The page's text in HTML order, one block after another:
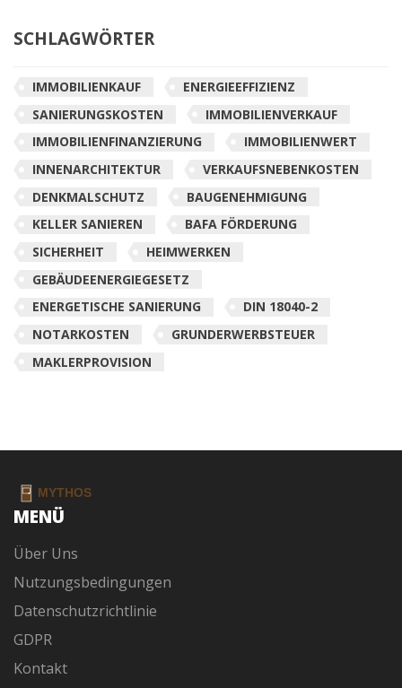
SCHLAGWÖRTER
IMMOBILIENKAUF
ENERGIEEFFIZIENZ
SANIERUNGSKOSTEN
IMMOBILIENVERKAUF
IMMOBILIENFINANZIERUNG
IMMOBILIENWERT
INNENARCHITEKTUR
VERKAUFSNEBENKOSTEN
DENKMALSCHUTZ
BAUGENEHMIGUNG
KELLER SANIEREN
BAFA FÖRDERUNG
SICHERHEIT
HEIMWERKEN
GEBÄUDEENERGIEGESETZ
ENERGETISCHE SANIERUNG
DIN 18040-2
NOTARKOSTEN
GRUNDERWERBSTEUER
MAKLERPROVISION
MENÜ
Über Uns
Nutzungsbedingungen
Datenschutzrichtlinie
GDPR
Kontakt